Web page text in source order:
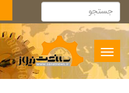
Toggle
navigation